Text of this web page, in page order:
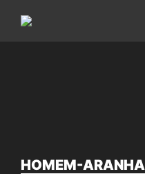
HOMEM-